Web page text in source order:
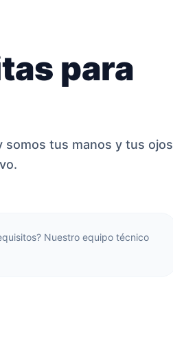
para
somos tus manos y tus ojos
Nuestro equipo técnico